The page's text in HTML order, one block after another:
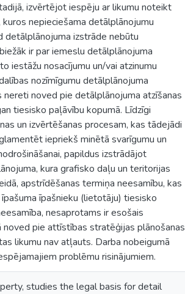
izvērtējot iespēju ar likumu noteikt
nepieciešama detālplānojumu
detālplānojuma izstrāde nebūtu
ir par iemeslu detālplānojuma
iestāžu nosacījumu un/vai atzinumu
nozīmīgumu detālplānojuma
noved pie detālplānojuma atzīšanas
tiesisko paļāvību kopumā. Līdzīgi
un izvērtēšanas procesam, kas tādejādi
iepriekš minētā svarīgumu un
papildus izstrādājot
kura grafisko daļu un teritorijas
apstrīdēšanas termiņa neesamību, kas
īpašnieku (lietotāju) tiesisko
nesaprotams ir esošais
noved pie attīstības stratēģijas plānošanas
likumu nav atļauts. Darba nobeigumā
problēmu risinājumiem.
studies the legal basis for detail